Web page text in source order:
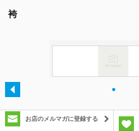
袴
お店のメルマガに登録する